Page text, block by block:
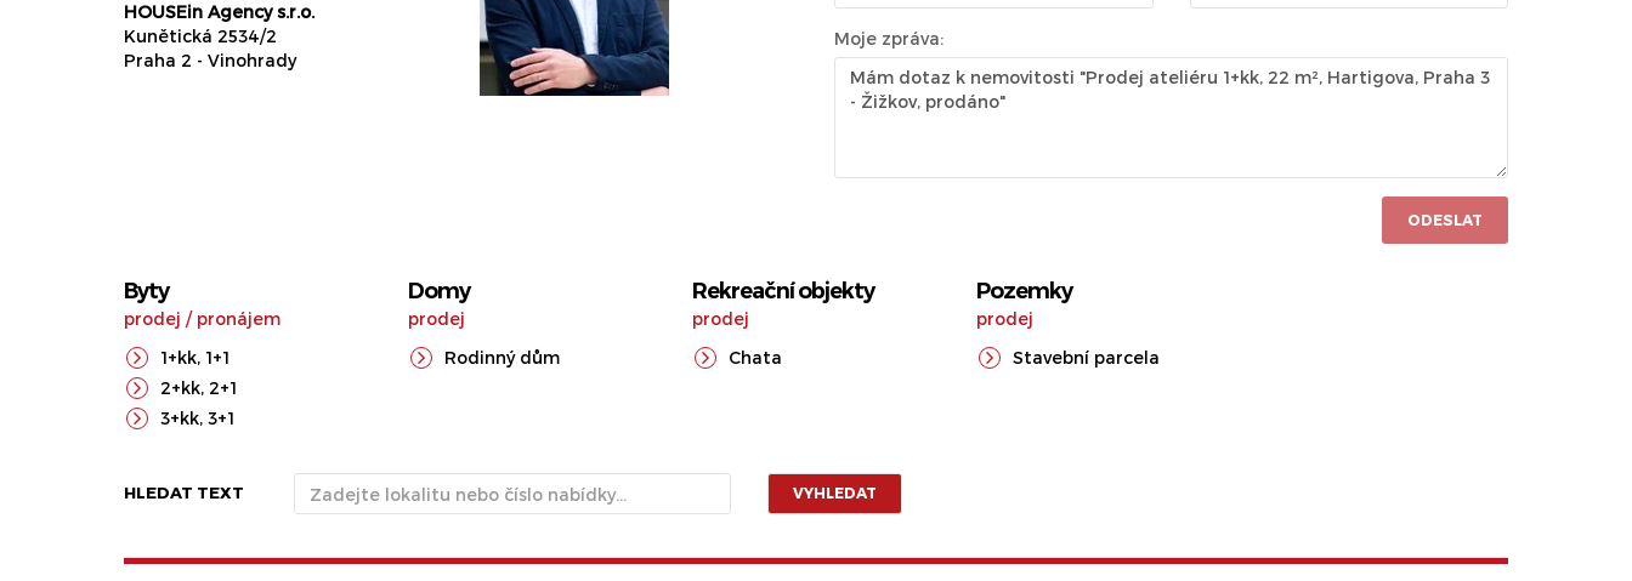
HOUSEin Agency s.r.o.
Kunětická 2534/2
Praha 2 - Vinohrady
Moje zpráva:
ODESLAT
Byty
prodej / pronájem
1+kk, 1+1
2+kk, 2+1
3+kk, 3+1
Domy
prodej
Rodinný dům
Rekreační objekty
prodej
Chata
Pozemky
prodej
Stavební parcela
HLEDAT TEXT VYHLEDAT